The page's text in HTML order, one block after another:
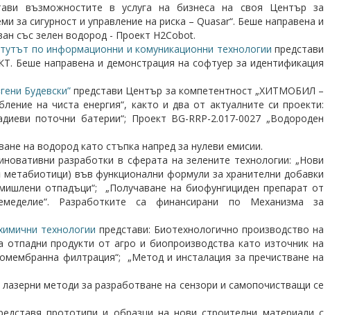
възможностите в услуга на бизнеса на своя Център за
за сигурност и управление на риска – Quasar“. Беше направена и
със зелен водород - Проект H2Cobot.
по информационни и комуникационни технологии представи
Беше направена и демонстрация на софтуер за идентификация
Будевски” представи Център за компетентност „ХИТМОБИЛ –
на чиста енергия“, както и два от актуалните си проекти:
поточни батерии“; Проект BG-RRP-2.017-0027 „Водороден
на водород като стъпка напред за нулеви емисии.
разработки в сферата на зелените технологии: „Нови
във функционални формули за хранителни добавки
отпадъци“; „Получаване на биофунгициден препарат от
Разработките са финансирани по Механизма за
технологии представи: Биотехнологично производство на
продукти от агро и биопроизводства като източник на
филтрация“; „Метод и инсталация за пречистване на
методи за разработване на сензори и самопочистващи се